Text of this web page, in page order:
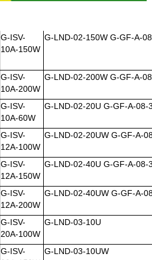
G-ISV-
10A-150W
G-LND-02-150W G-GF-A-
G-ISV-
10A-200W
G-LND-02-200W G-GF-A-
G-ISV-
10A-60W
G-LND-02-20U G-GF-A-08-
G-ISV-
12A-100W
G-LND-02-20UW G-GF-A-
G-ISV-
12A-150W
G-LND-02-40U G-GF-A-08-
G-ISV-
12A-200W
G-LND-02-40UW G-GF-A-
G-ISV-
20A-100W
G-LND-03-10U
G-ISV-
G-LND-03-10UW